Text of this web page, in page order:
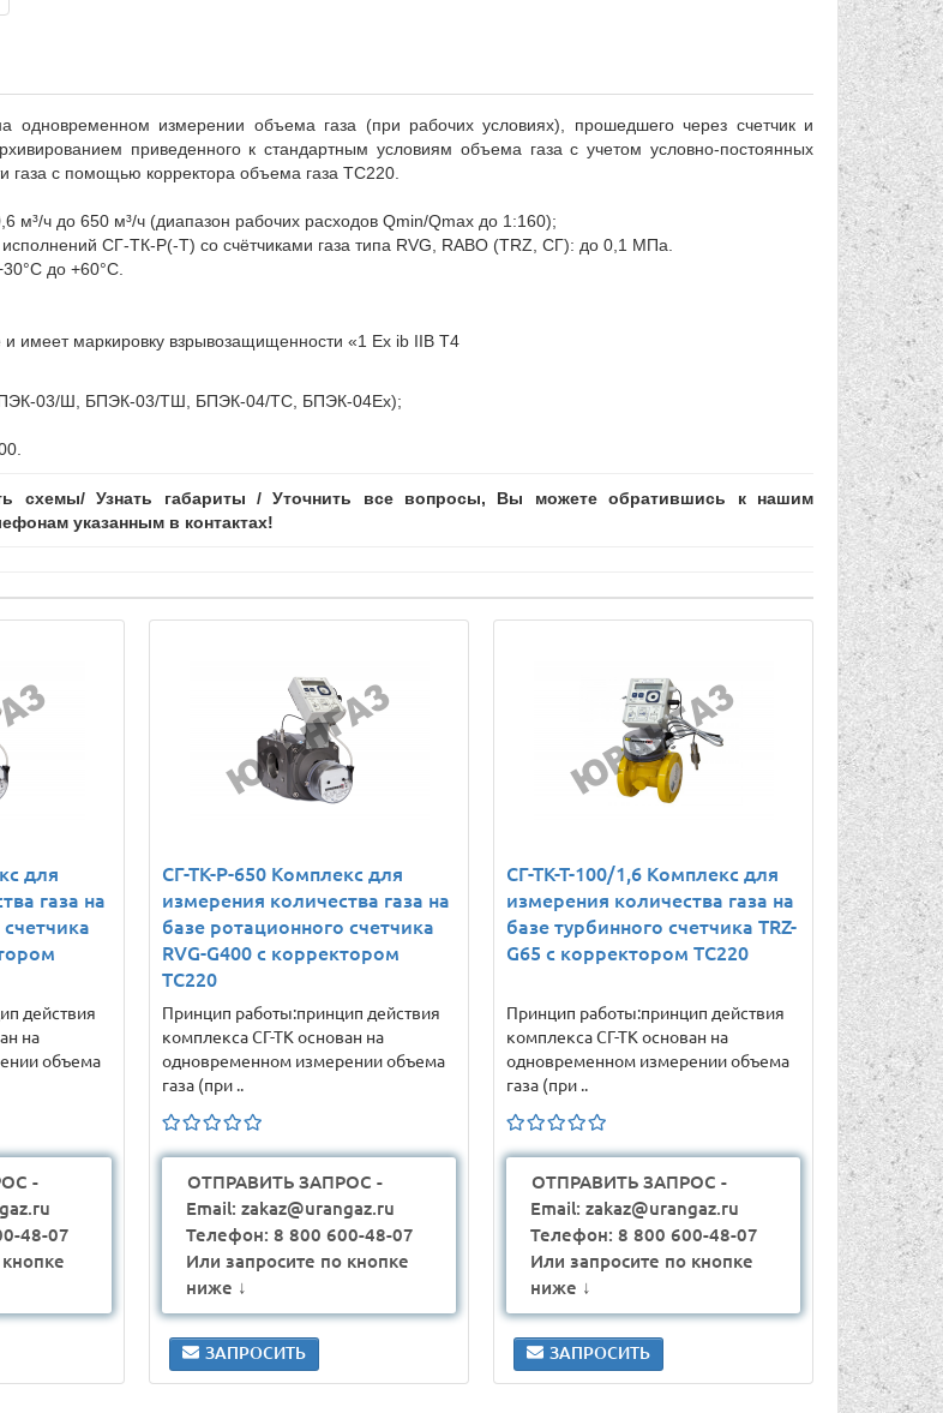
одновременном измерении объема газа (при рабочих условиях), прошедшего через счетчик и
приведенного к стандартным условиям объема газа с учетом условно-постоянных
с помощью корректора объема газа ТС220.
м³/ч до 650 м³/ч (диапазон рабочих расходов Qmin/Qmax до 1:160);
СГ-ТК-Р(-Т) со счётчиками газа типа RVG, RABO (TRZ, СГ): до 0,1 МПа.
до +60°C.
имеет маркировку взрывозащищенности «1 Ex ib IIB T4
03/Ш, БПЭК-03/ТШ, БПЭК-04/ТС, БПЭК-04Ех);
схемы/ Узнать габариты / Уточнить все вопросы, Вы можете обратившись к нашим
указанным в контактах!
для
газа на
действия
на
объема
-
48-07
СГ-ТК-Р-650 Комплекс для
измерения количества газа на
базе ротационного счетчика
RVG-G400 с корректором
ТС220
Принцип работы:принцип действия
комплекса СГ-ТК основан на
одновременном измерении объема
газа (при ..
ОТПРАВИТЬ ЗАПРОС -
Email: zakaz@urangaz.ru
Телефон: 8 800 600-48-07
Или запросите по кнопке
ниже ↓
ЗАПРОСИТЬ
СГ-ТК-Т-100/1,6 Комплекс для
измерения количества газа на
базе турбинного счетчика TRZ-
G65 с корректором ТС220
Принцип работы:принцип действия
комплекса СГ-ТК основан на
одновременном измерении объема
газа (при ..
ОТПРАВИТЬ ЗАПРОС -
Email: zakaz@urangaz.ru
Телефон: 8 800 600-48-07
Или запросите по кнопке
ниже ↓
ЗАПРОСИТЬ